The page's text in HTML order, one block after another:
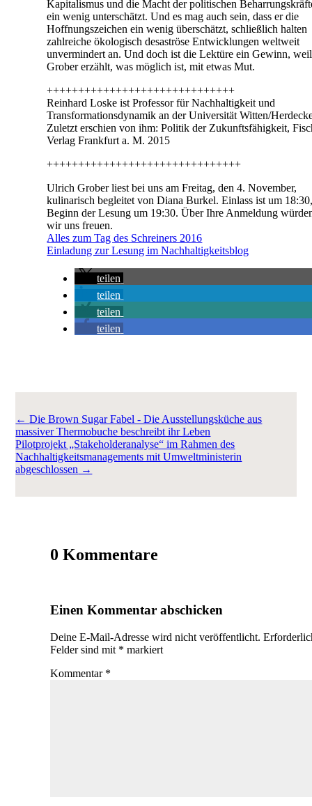
Kapitalismus und die Macht der politischen
ein wenig unterschätzt. Und es mag auch sein, dass er die
Hoffnungszeichen ein wenig überschätzt, schließlich halten
zahlreiche ökologisch desaströse Entwicklungen weltweit
unvermindert an. Und doch ist die Lektüre ein Gewinn, weil
Grober erzählt, was möglich ist, mit etwas Mut.
++++++++++++++++++++++++++++++
Reinhard Loske ist Professor für Nachhaltigkeit und
Transformationsdynamik an der Universität Witten/
Zuletzt erschien von ihm: Politik der Zukunftsfähigkeit,
Verlag Frankfurt a. M. 2015
+++++++++++++++++++++++++++++++
Ulrich Grober liest bei uns am Freitag, den 4. November,
kulinarisch begleitet von Diana Burkel. Einlass ist um
Beginn der Lesung um 19:30. Über Ihre Anmeldung
wir uns freuen.
Alles zum Tag des Schreiners 2016
Einladung zur Lesung im Nachhaltigkeitsblog
teilen
teilen
teilen
teilen
←Die Brown Sugar Fabel - Die Ausstellungsküche aus
massiver Thermobuche beschreibt ihr Leben
Pilotprojekt „Stakeholderanalyse“ im Rahmen des
Nachhaltigkeitsmanagements mit Umweltministerin
abgeschlossen →
0 Kommentare
Einen Kommentar abschicken
Deine E-Mail-Adresse wird nicht veröffentlicht.
Felder sind mit * markiert
Kommentar *